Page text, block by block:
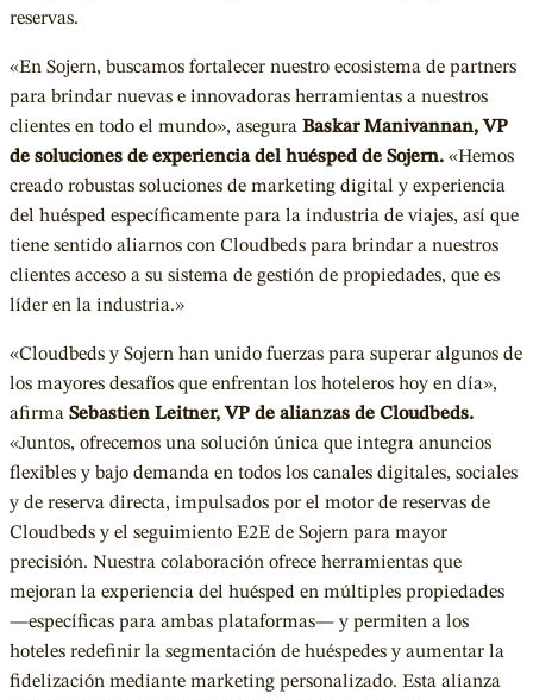
reservas.
«En Sojern, buscamos fortalecer nuestro ecosistema de partners
para brindar nuevas e innovadoras herramientas a nuestros
clientes en todo el mundo», asegura Baskar Manivannan, VP
de soluciones de experiencia del huésped de Sojern. «Hemos
creado robustas soluciones de marketing digital y experiencia
del huésped específicamente para la industria de viajes, así que
tiene sentido aliarnos con Cloudbeds para brindar a nuestros
clientes acceso a su sistema de gestión de propiedades, que es
líder en la industria.»
«Cloudbeds y Sojern han unido fuerzas para superar algunos de
los mayores desafíos que enfrentan los hoteleros hoy en día»,
afirma Sebastien Leitner, VP de alianzas de Cloudbeds.
«Juntos, ofrecemos una solución única que integra anuncios
flexibles y bajo demanda en todos los canales digitales, sociales
y de reserva directa, impulsados por el motor de reservas de
Cloudbeds y el seguimiento E2E de Sojern para mayor
precisión. Nuestra colaboración ofrece herramientas que
mejoran la experiencia del huésped en múltiples propiedades
—específicas para ambas plataformas— y permiten a los
hoteles redefinir la segmentación de huéspedes y aumentar la
fidelización mediante marketing personalizado. Esta alianza